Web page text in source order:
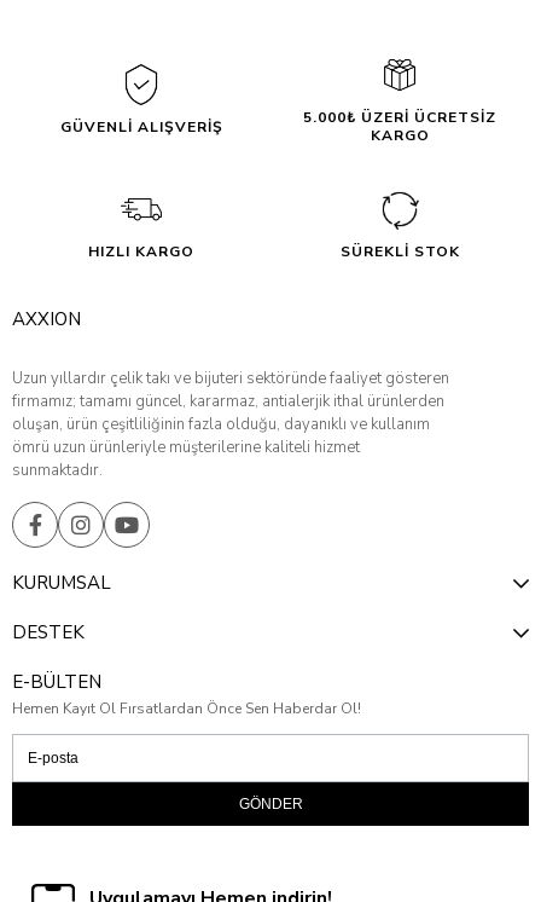
GÜVENLİ ALIŞVERİŞ
5.000₺ ÜZERİ ÜCRETSİZ
KARGO
HIZLI KARGO SÜREKLİ STOK
AXXION
Uzun yıllardır çelik takı ve bijuteri sektöründe faaliyet gösteren
firmamız; tamamı güncel, kararmaz, antialerjik ithal ürünlerden
oluşan, ürün çeşitliliğinin fazla olduğu, dayanıklı ve kullanım
ömrü uzun ürünleriyle müşterilerine kaliteli hizmet
sunmaktadır.
KURUMSAL
DESTEK
E-BÜLTEN
Hemen Kayıt Ol Fırsatlardan Önce Sen Haberdar Ol!
GÖNDER